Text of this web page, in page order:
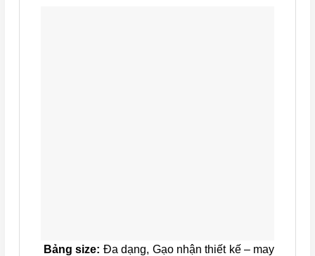
Bảng size: Đa dạng, Gạo nhận thiết kế – may